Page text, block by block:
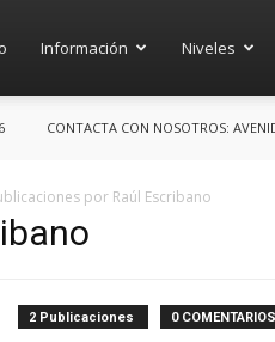
Información Niveles
CONTACTA CON NOSOTROS:
por Raúl Escribano
2 Publicaciones 0 COMENTARIOS